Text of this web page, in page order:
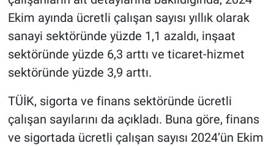
Ekim ayında ücretli çalışan sayısı yıllık olarak
sanayi sektöründe yüzde 1,1 azaldı, inşaat
sektöründe yüzde 6,3 arttı ve ticaret-hizmet
sektöründe yüzde 3,9 arttı.
TÜİK, sigorta ve finans sektöründe ücretli
çalışan sayılarını da açıkladı. Buna göre, finans
ve sigortada ücretli çalışan sayısı 2024’ün Ekim